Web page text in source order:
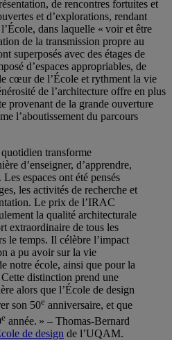
de rencontres fortuites et
et d’explorations, rendant
dans laquelle « voir et être
de la transmission propre au
superposés avec des étages de
d’espaces appropriables, de
cœur de l’École et rythment la vie
de l’architecture offre en plus
provenant de la grande ouverture
l’aboutissement du parcours
transforme
d’enseigner, d’apprendre,
espaces ont été pensés
les activités de recherche et
Le prix de l’IRAC
la qualité architecturale
extraordinaire de tous les
le temps. Il célèbre l’impact
a pu avoir sur la vie
notre école, ainsi que pour la
distinction prend une
alors que l’École de design
son 50e anniversaire, et que
e année. » – Thomas-Bernard
de design de l’UQAM.